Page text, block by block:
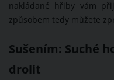
nakládané hřiby vám
způsobem tedy můžete
Sušením: Suché
drolit